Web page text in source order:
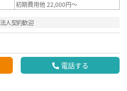
初期費用他 22,000円～
法人契約歓迎
電話する